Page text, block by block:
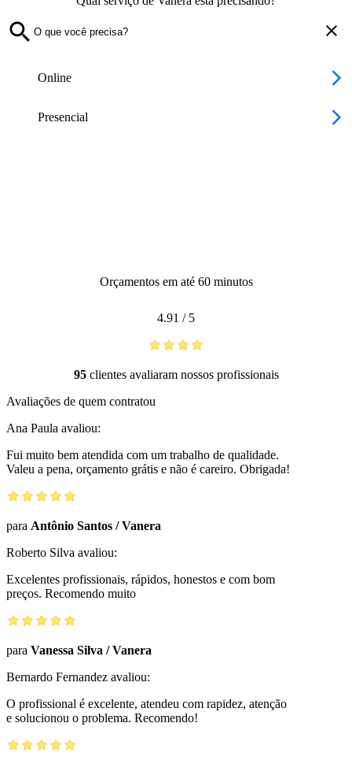
Online
Presencial
Orçamentos em até 60 minutos
4.91 / 5
95clientes avaliaram nossos profissionais
Avaliações de quem contratou
Ana Paula avaliou:
Fui muito bem atendida com um trabalho de qualidade.
Valeu a pena, orçamento grátis e não é careiro. Obrigada!
para Antônio Santos /Vanera
Roberto Silva avaliou:
Excelentes profissionais, rápidos, honestos e com bom
preços. Recomendo muito
para Vanessa Silva /Vanera
Bernardo Fernandez avaliou:
O profissional é excelente, atendeu com rapidez, atenção
e solucionou o problema. Recomendo!